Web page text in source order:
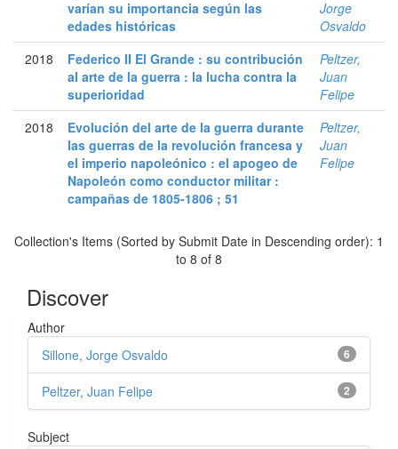
varían su importancia según las
edades históricas
Jorge
Osvaldo
2018
Federico II El Grande : su contribución
al arte de la guerra : la lucha contra la
superioridad
Peltzer,
Juan
Felipe
2018
Evolución del arte de la guerra durante
las guerras de la revolución francesa y
el imperio napoleónico : el apogeo de
Napoleón como conductor militar :
campañas de 1805-1806 ; 51
Peltzer,
Juan
Felipe
Collection's Items (Sorted by Submit Date in Descending order): 1
to 8 of 8
Discover
Author
6
Sillone, Jorge Osvaldo
2
Peltzer, Juan Felipe
Subject